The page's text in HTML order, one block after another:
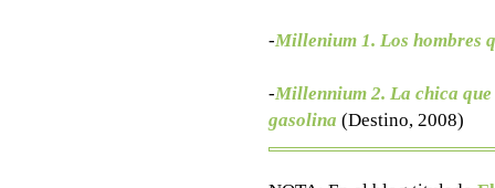
-Millenium 1. Los hombres
-Millennium 2. La chica
gasolina (Destino, 2008)